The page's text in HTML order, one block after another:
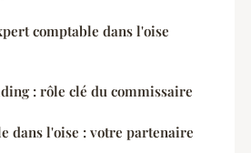
comptable dans l'oise
: rôle clé du commissaire
dans l'oise : votre partenaire